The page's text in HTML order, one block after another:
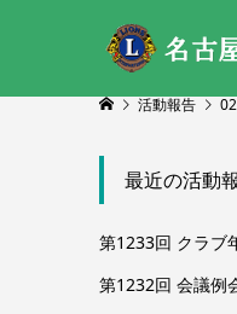
活動報告
最近の活動
第1233回 クラブ
第1232回 会議例